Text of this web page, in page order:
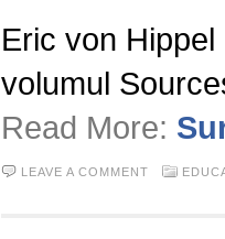
Eric von
volumul
Read More:
LEAVE A COMMENT